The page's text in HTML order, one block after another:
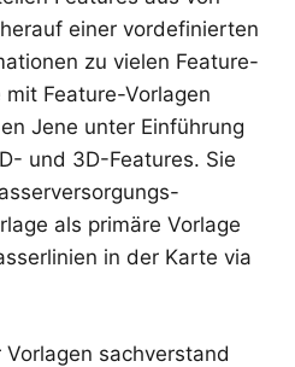
einer vordefinierten
zu vielen Feature-
Feature-Vorlagen
Jene unter Einführung
und 3D-Features. Sie
als primäre Vorlage
in der Karte via
sachverstand